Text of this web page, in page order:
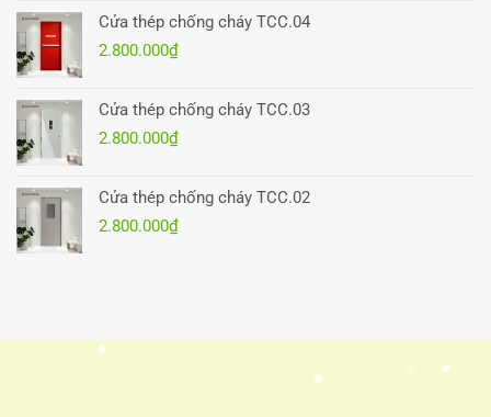
Cửa thép chống cháy TCC.04
2.800.000₫
Cửa thép chống cháy TCC.03
2.800.000₫
Cửa thép chống cháy TCC.02
2.800.000₫